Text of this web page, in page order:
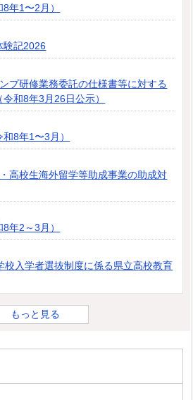
年1〜2月）
験記2026
プ研修業務委託の仕様書等に対する
和8年3月26日公示）
8年1〜3月）
高校生海外留学等助成事業の助成対
年2～3月）
校入学者選抜制度に係る県立高校教育
もっと見る